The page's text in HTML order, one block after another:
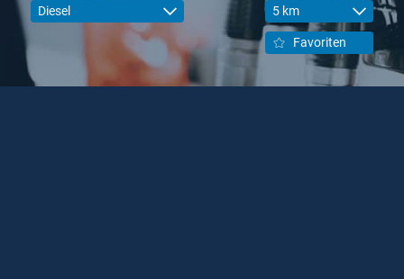
Diesel 5 km
Favoriten